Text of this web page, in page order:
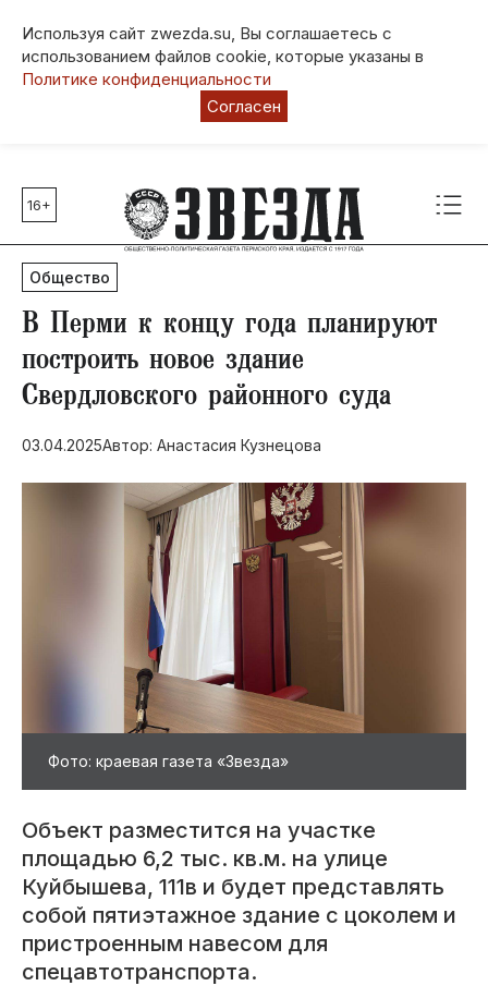
Используя сайт zwezda.su, Вы соглашаетесь с
использованием файлов cookie, которые указаны в
Политике конфиденциальности
Согласен
Главные темы
80 лет Победы
Молодежная столица РФ
СВО
Социальная поддержка
Инфраструктура
Благоустройство
16+
Общество
​В Перми к концу года планируют
построить новое здание
Свердловского районного суда
03.04.2025Автор: Анастасия Кузнецова
Фото: краевая газета «Звезда»
Объект разместится на участке
площадью 6,2 тыс. кв.м. на улице
Куйбышева, 111в и будет представлять
собой пятиэтажное здание с цоколем и
пристроенным навесом для
спецавтотранспорта.